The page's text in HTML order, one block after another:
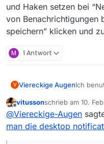
neue
und
und Haken setzen bei
von Benachrichtigungen
speichern” klicken und
M 1 Antwort
V Viereckige AugenIch
Offline
vitussonschrieb am 10.
zuletzt editiert von
@Viereckige-Augen
man die desktop